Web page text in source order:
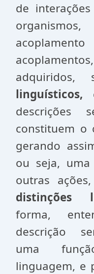
de
linguísticos,
descrições
constituem o
gerando
ou seja,
outras
distinções
forma,
descrição
uma
linguagem, e